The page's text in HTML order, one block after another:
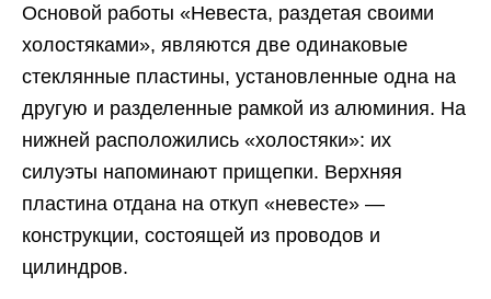
Основой работы «Невеста, раздетая своими
холостяками», являются две одинаковые
стеклянные пластины, установленные одна на
другую и разделенные рамкой из алюминия. На
нижней расположились «холостяки»: их
силуэты напоминают прищепки. Верхняя
пластина отдана на откуп «невесте» —
конструкции, состоящей из проводов и
цилиндров.